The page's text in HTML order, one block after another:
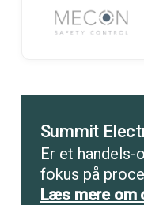
Summit
Er et handels-
fokus på
Læs mere om